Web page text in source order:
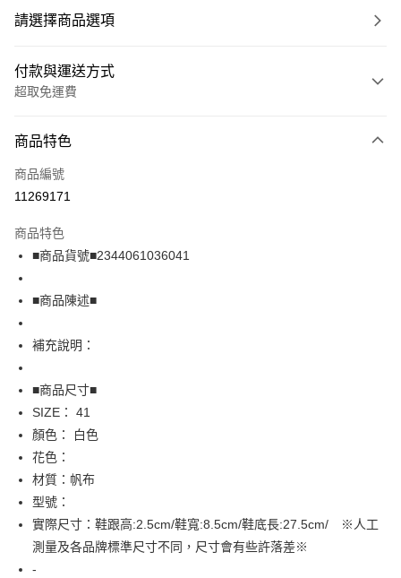
請選擇商品選項
付款與運送方式
超取免運費
信用卡一次付款
超商取貨付款
Apple Pay
街口支付
全盈+PAY
AFTEE先享後付
相關說明
【關於「AFTEE先享後付」】
AFTEE先享後付是「在收到商品之後才付款」的支付方式。 讓您購物簡單
便利好安心！
１．簡單：不需註冊會員、不需綁卡、不需儲值。
２．便利：只要手機號碼，簡訊認證，即可結帳。
３．安心：先確認商品／服務後，再付款。
【「AFTEE先享後付」結帳流程】
１．於結帳方式選擇「AFTEE先享後付」後，將跳轉至「AFTEE先享後付」
結帳頁面，進行簡訊認證並確認金額後，即可完成結帳。
運送方式
全家取貨付款
免運費
商品特色
商品編號
11269171
商品特色
■商品貨號■2344061036041
■商品陳述■
補充說明：
■商品尺寸■
SIZE： 41
顏色： 白色
花色：
材質：帆布
型號：
實際尺寸：鞋跟高:2.5cm/鞋寬:8.5cm/鞋底長:27.5cm/ ※人工
測量及各品牌標準尺寸不同，尺寸會有些許落差※
-